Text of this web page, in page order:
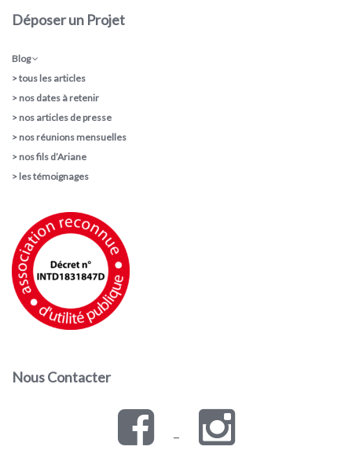
Déposer un Projet
Blog
>tous les articles
> nos dates à retenir
> nos articles de presse
> nos réunions mensuelles
> nos fils d’Ariane
> les témoignages
Nous Contacter
–